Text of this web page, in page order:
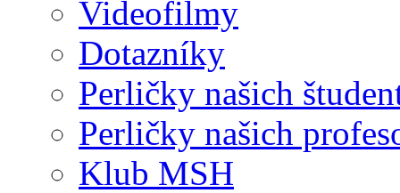
Videofilmy
Dotazníky
Perličky našich
Perličky našich
Klub MSH